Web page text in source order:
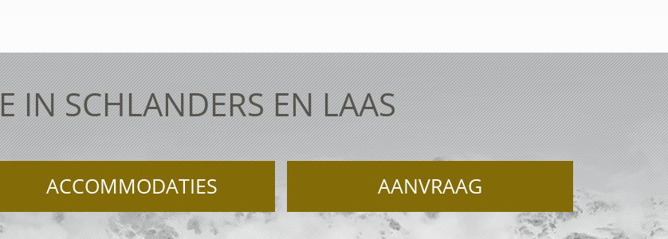
IN SCHLANDERS EN LAAS
ACCOMMODATIES AANVRAAG